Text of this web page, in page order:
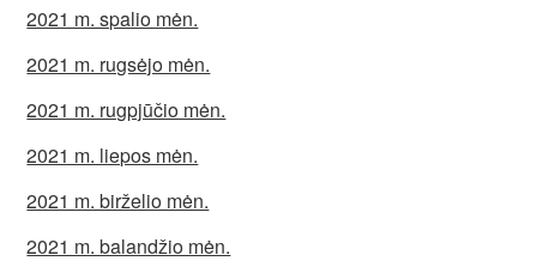
2021 m. spalio mėn.
2021 m. rugsėjo mėn.
2021 m. rugpjūčio mėn.
2021 m. liepos mėn.
2021 m. birželio mėn.
2021 m. balandžio mėn.